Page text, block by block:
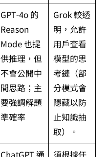
GPT‑4o 的
Reason
Mode 也提
供推理，但
不會公開中
間思路；主
要強調解題
準確率
Grok 較透
明，允許
用戶查看
模型的思
考鏈（部
分模式會
隱藏以防
止知識抽
取）。
ChatGPT 通
須根據任